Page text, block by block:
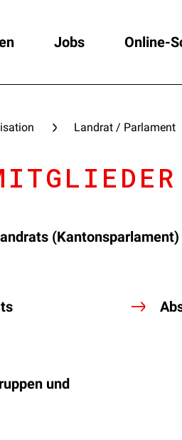
Jobs Online-
Landrat / Parlament
und